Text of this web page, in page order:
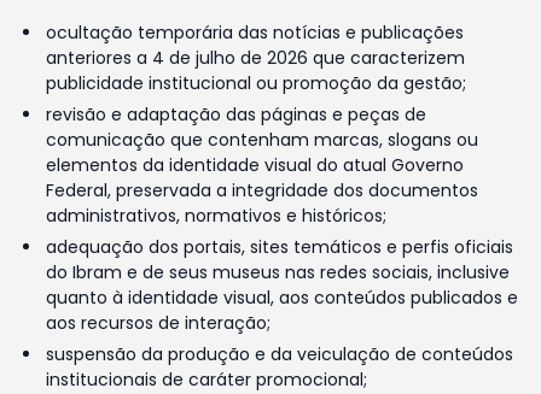
ocultação temporária das notícias e publicações
anteriores a 4 de julho de 2026 que caracterizem
publicidade institucional ou promoção da gestão;
revisão e adaptação das páginas e peças de
comunicação que contenham marcas, slogans ou
elementos da identidade visual do atual Governo
Federal, preservada a integridade dos documentos
administrativos, normativos e históricos;
adequação dos portais, sites temáticos e perfis oficiais
do Ibram e de seus museus nas redes sociais, inclusive
quanto à identidade visual, aos conteúdos publicados e
aos recursos de interação;
suspensão da produção e da veiculação de conteúdos
institucionais de caráter promocional;